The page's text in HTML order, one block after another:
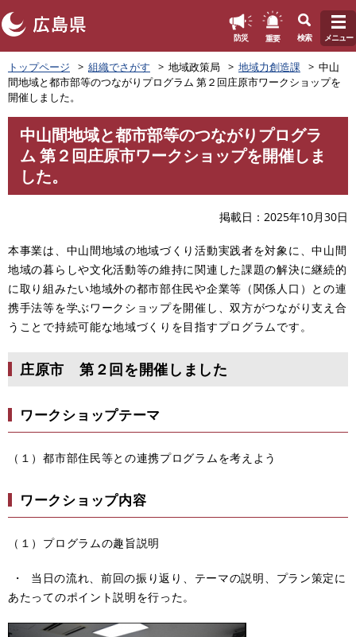
ペ
ー
ジ
の
防災 重要 検索 メニュー
トップページ 組織でさがす 地域政策局 地域力創造課
中山
間地域と都市部等のつながりプログラム 第２回庄原市ワークショップを
開催しました。
中山間地域と都市部等のつながりプログラ
ム 第２回庄原市ワークショップを開催しま
した。
掲載日 2025年10月30日
本事業は、中山間地域の地域づくり活動実践者を対象に、中山間
地域の暮らしや文化活動等の維持に関連した課題の解決に継続的
に取り組みたい地域外の都市部住民や企業等（関係人口）との連
携手法等を学ぶワークショップを開催し、双方がつながり支え合
うことで持続可能な地域づくりを目指すプログラムです。
庄原市 第２回を開催しました
ワークショップテーマ
（１）都市部住民等との連携プログラムを考えよう
ワークショップ内容
（１）プログラムの趣旨説明
・ 当日の流れ、前回の振り返り、テーマの説明、プラン策定に
あたってのポイント説明を行った。